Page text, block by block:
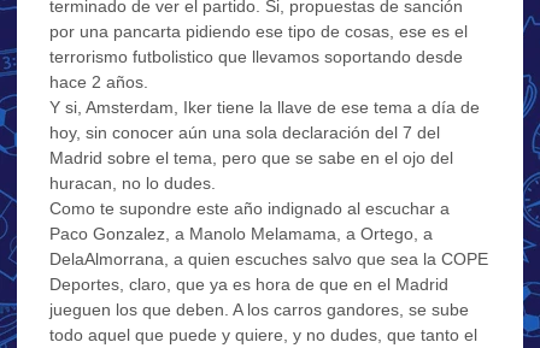
terminado de ver el partido. Si, propuestas de sanción
por una pancarta pidiendo ese tipo de cosas, ese es el
terrorismo futbolistico que llevamos soportando desde
hace 2 años.
Y si, Amsterdam, Iker tiene la llave de ese tema a día de
hoy, sin conocer aún una sola declaración del 7 del
Madrid sobre el tema, pero que se sabe en el ojo del
huracan, no lo dudes.
Como te supondre este año indignado al escuchar a
Paco Gonzalez, a Manolo Melamama, a Ortego, a
DelaAlmorrana, a quien escuches salvo que sea la COPE
Deportes, claro, que ya es hora de que en el Madrid
jueguen los que deben. A los carros gandores, se sube
todo aquel que puede y quiere, y no dudes, que tanto el